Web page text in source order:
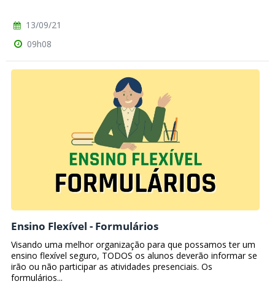
13/09/21
09h08
Ensino Flexível - Formulários
Visando uma melhor organização para que possamos ter um
ensino flexível seguro, TODOS os alunos deverão informar se
irão ou não participar as atividades presenciais. Os
formulários...